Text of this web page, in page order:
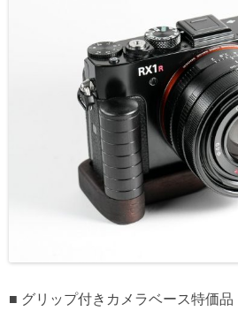
■ グリップ付きカメラベース特価品